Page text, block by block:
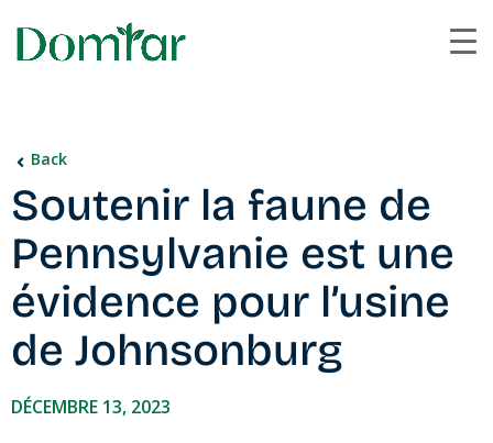
Back
Soutenir la faune de
Pennsylvanie est une
évidence pour l’usine
de Johnsonburg
DÉCEMBRE 13, 2023